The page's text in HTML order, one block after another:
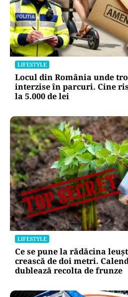
LIFESTYLE
Locul din România unde
interzise în parcuri. Cine
la 5.000 de lei
LIFESTYLE
Ce se pune la rădăcina
crească de doi metri.
dublează recolta de frunze